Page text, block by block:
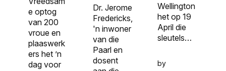
e optog
van 200
vroue en
plaaswerk
ers het ’n
dag voor
Dr. Jerome
Fredericks,
'n inwoner
van die
Paarl en
dosent
Wellington
het op 19
April die
sleutels…
by